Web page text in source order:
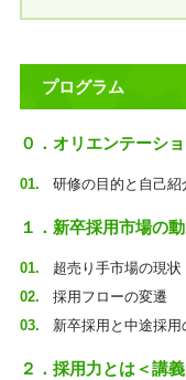
プログラム
０．オリエンテーシ
研修の目的と自己紹
１．新卒採用市場の
超売り手市場の現状
採用フローの変遷
新卒採用と中途採用
２．採用力とは＜講